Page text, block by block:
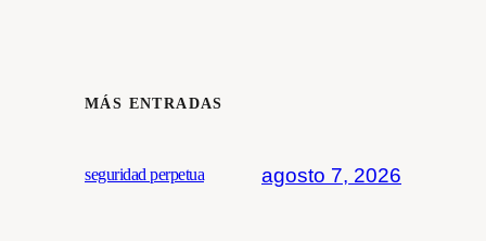
MÁS ENTRADAS
seguridad perpetua agosto 7, 2026